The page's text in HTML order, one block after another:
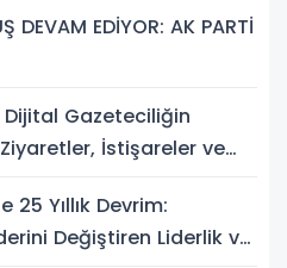
DEVAM EDİYOR: AK PARTİ
Dijital Gazeteciliğin
Ziyaretler, İstişareler ve
25 Yıllık Devrim:
Değiştiren Liderlik ve